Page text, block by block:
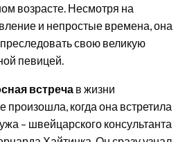
возрасте. Несмотря на
и непростые времена, она
свою великую
певицей.
встреча в жизни
произошла, когда она встретила
– швейцарского консультанта